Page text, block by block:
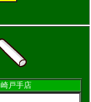
戸手店